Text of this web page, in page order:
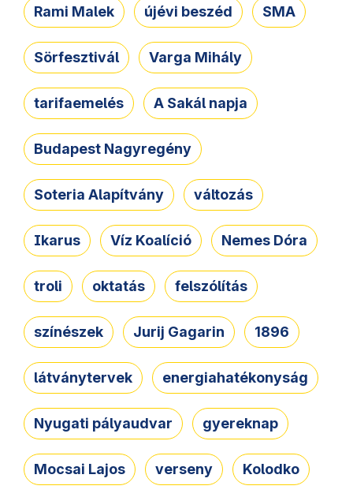
Rami Malek újévi beszéd SMA
Sörfesztivál Varga Mihály
tarifaemelés A Sakál napja
Budapest Nagyregény
Soteria Alapítvány változás
Ikarus Víz Koalíció Nemes Dóra
troli oktatás felszólítás
színészek Jurij Gagarin 1896
látványtervek energiahatékonyság
Nyugati pályaudvar gyereknap
Mocsai Lajos verseny Kolodko